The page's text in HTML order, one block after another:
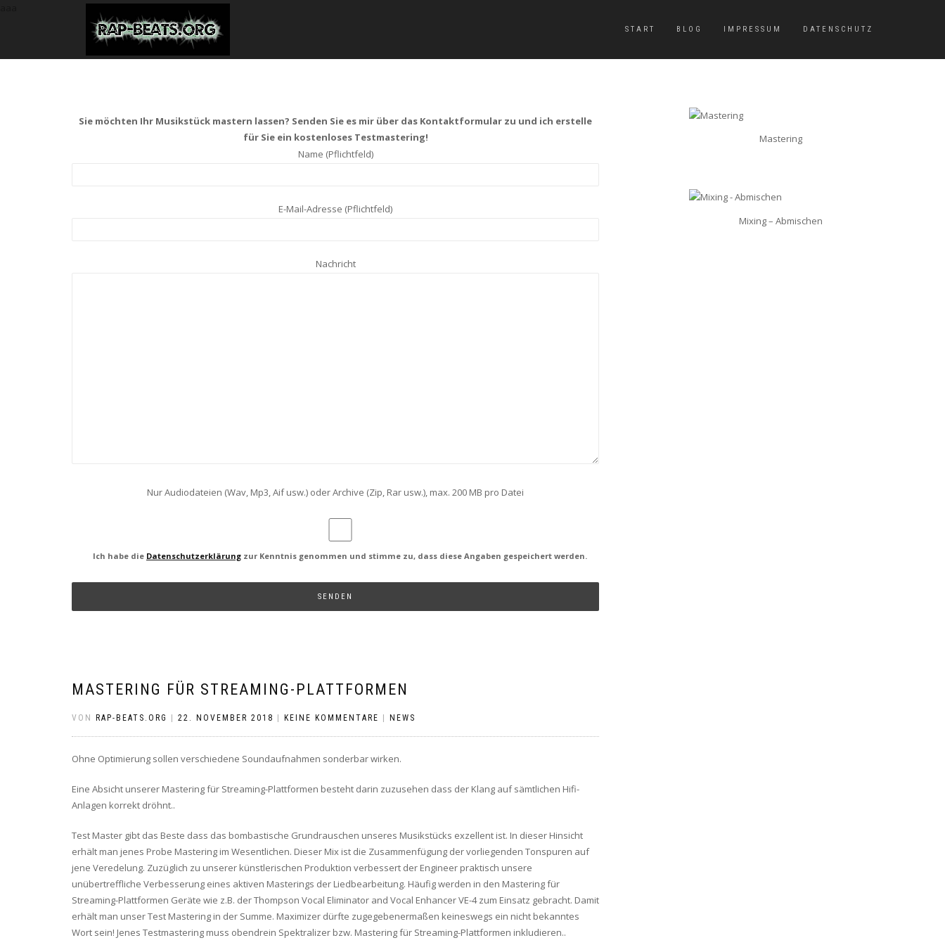
START BLOG IMPRESSUM DATENSCHUTZ
Sie möchten Ihr Musikstück mastern lassen? Senden Sie es mir über das Kontaktformular zu und ich erstelle
für Sie ein kostenloses Testmastering!
Name (Pflichtfeld)
E-Mail-Adresse (Pflichtfeld)
Nachricht
Nur Audiodateien (Wav, Mp3, Aif usw.) oder Archive (Zip, Rar usw.), max. 200 MB pro Datei
Ich habe die Datenschutzerklärung zur Kenntnis genommen und stimme zu, dass diese Angaben gespeichert werden.
MASTERING FÜR STREAMING-PLATTFORMEN
VON RAP-BEATS.ORG 22. NOVEMBER 2018 KEINE KOMMENTARE NEWS
Ohne Optimierung sollen verschiedene Soundaufnahmen sonderbar wirken.
Eine Absicht unserer Mastering für Streaming-Plattformen besteht darin zuzusehen dass der Klang auf sämtlichen Hifi-
Anlagen korrekt dröhnt..
Test Master gibt das Beste dass das bombastische Grundrauschen unseres Musikstücks exzellent ist. In dieser Hinsicht
erhält man jenes Probe Mastering im Wesentlichen. Dieser Mix ist die Zusammenfügung der vorliegenden Tonspuren auf
jene Veredelung. Zuzüglich zu unserer künstlerischen Produktion verbessert der Engineer praktisch unsere
unübertreffliche Verbesserung eines aktiven Masterings der Liedbearbeitung. Häufig werden in den Mastering für
Streaming-Plattformen Geräte wie z.B. der Thompson Vocal Eliminator and Vocal Enhancer VE-4 zum Einsatz gebracht. Damit
erhält man unser Test Mastering in der Summe. Maximizer dürfte zugegebenermaßen keineswegs ein nicht bekanntes
Wort sein! Jenes Testmastering muss obendrein Spektralizer bzw. Mastering für Streaming-Plattformen inkludieren..
Mastering
Mixing – Abmischen